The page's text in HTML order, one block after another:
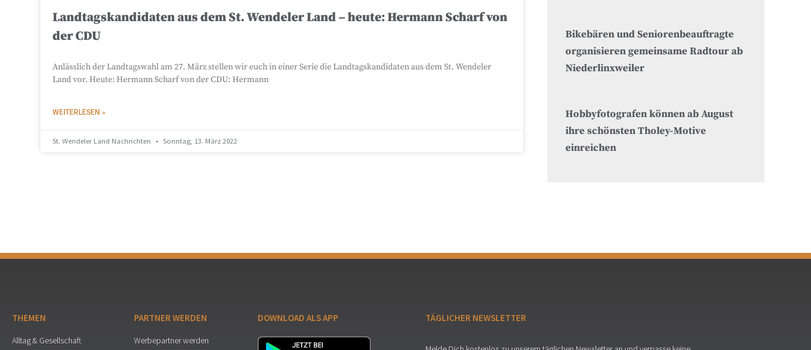
Landtagskandidaten aus dem St. Wendeler Land – heute: Hermann Scharf von
der CDU
Anlässlich der Landtagswahl am 27. März stellen wir euch in einer Serie die Landtagskandidaten aus dem St. Wendeler
Land vor. Heute: Hermann Scharf von der CDU: Hermann
WEITERLESEN »
St. Wendeler Land Nachrichten Sonntag, 13. März 2022
Bikebären und Seniorenbeauftragte
organisieren gemeinsame Radtour ab
Niederlinxweiler
Hobbyfotografen können ab August
ihre schönsten Tholey-Motive
einreichen
THEMEN
Alltag & Gesellschaft
PARTNER WERDEN
Werbepartner werden
DOWNLOAD ALS APP TÄGLICHER NEWSLETTER